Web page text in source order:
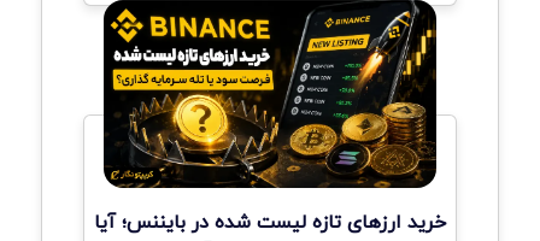
خرید ارزهای تازه لیست شده در بایننس؛ آیا